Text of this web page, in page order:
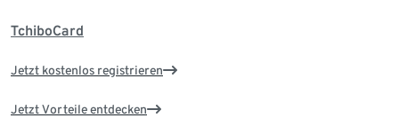
TchiboCard
Jetzt kostenlos registrieren
Jetzt Vorteile entdecken